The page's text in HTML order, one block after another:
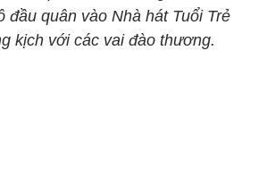
đầu quân vào Nhà hát Tuổi Trẻ
kịch với các vai đào thương.